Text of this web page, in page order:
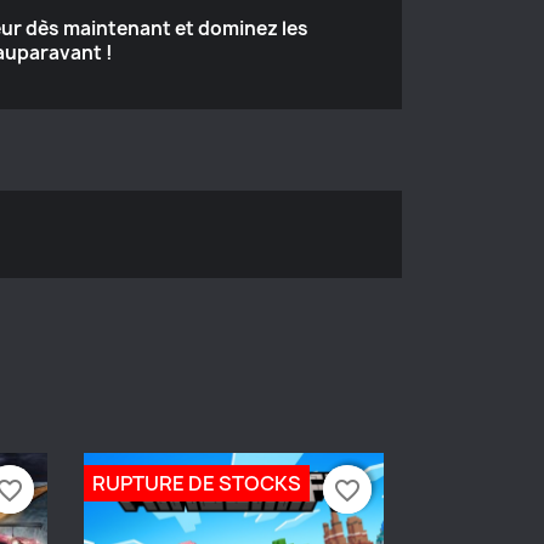
dès maintenant et dominez les
!
RUPTURE DE STOCKS favorite_border
favorite_border